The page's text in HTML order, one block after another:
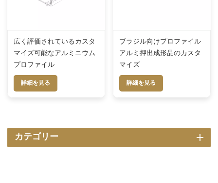
広く評価されているカスタ
マイズ可能なアルミニウム
プロファイル
詳細を見る
ブラジル向けプロファイル
アルミ押出成形品のカスタ
マイズ
詳細を見る
カテゴリー